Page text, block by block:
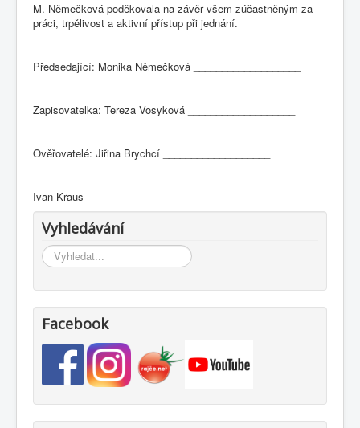
M. Němečková poděkovala na závěr všem zúčastněným za
práci, trpělivost a aktivní přístup při jednání.
Předsedající: Monika Němečková ___________________
Zapisovatelka: Tereza Vosyková ___________________
Ověřovatelé: Jiřina Brychcí ___________________
Ivan Kraus ___________________
Vyhledávání
Vyhledávání...
Facebook